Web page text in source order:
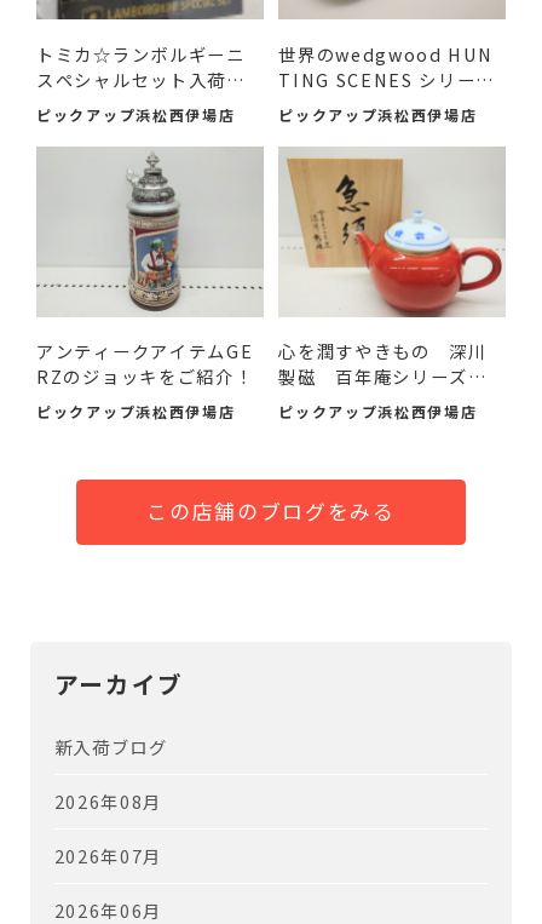
トミカ☆ランボルギーニ
スペシャルセット入荷し
まし...
ピックアップ浜松西伊場店
世界のwedgwood HUN
TING SCENES シリーズ
のアイテ...
ピックアップ浜松西伊場店
アンティークアイテムGE
RZのジョッキをご紹介！
ピックアップ浜松西伊場店
心を潤すやきもの 深川
製磁 百年庵シリーズの
急...
ピックアップ浜松西伊場店
この店舗のブログをみる
アーカイブ
新入荷ブログ
2026年08月
2026年07月
2026年06月